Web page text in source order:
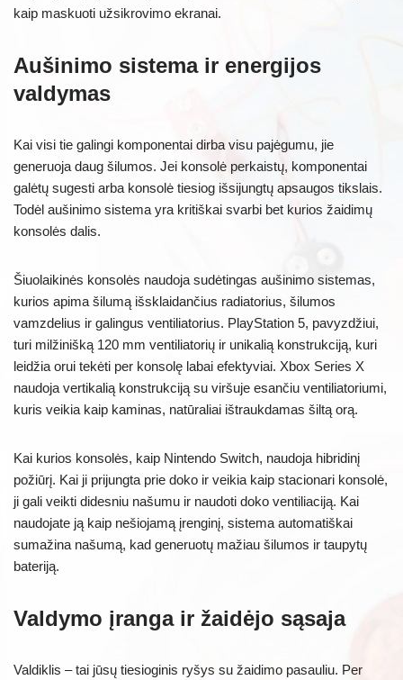
kaip maskuoti užsikrovimo ekranai.
Aušinimo sistema ir energijos
valdymas
Kai visi tie galingi komponentai dirba visu pajėgumu, jie
generuoja daug šilumos. Jei konsolė perkaistų, komponentai
galėtų sugesti arba konsolė tiesiog išsijungtų apsaugos tikslais.
Todėl aušinimo sistema yra kritiškai svarbi bet kurios žaidimų
konsolės dalis.
Šiuolaikinės konsolės naudoja sudėtingas aušinimo sistemas,
kurios apima šilumą išsklaidančius radiatorius, šilumos
vamzdelius ir galingus ventiliatorius. PlayStation 5, pavyzdžiui,
turi milžinišką 120 mm ventiliatorių ir unikalią konstrukciją, kuri
leidžia orui tekėti per konsolę labai efektyviai. Xbox Series X
naudoja vertikalią konstrukciją su viršuje esančiu ventiliatoriumi,
kuris veikia kaip kaminas, natūraliai ištraukdamas šiltą orą.
Kai kurios konsolės, kaip Nintendo Switch, naudoja hibridinį
požiūrį. Kai ji prijungta prie doko ir veikia kaip stacionari konsolė,
ji gali veikti didesniu našumu ir naudoti doko ventiliaciją. Kai
naudojate ją kaip nešiojamą įrenginį, sistema automatiškai
sumažina našumą, kad generuotų mažiau šilumos ir taupytų
bateriją.
Valdymo įranga ir žaidėjo sąsaja
Valdiklis – tai jūsų tiesioginis ryšys su žaidimo pasauliu. Per